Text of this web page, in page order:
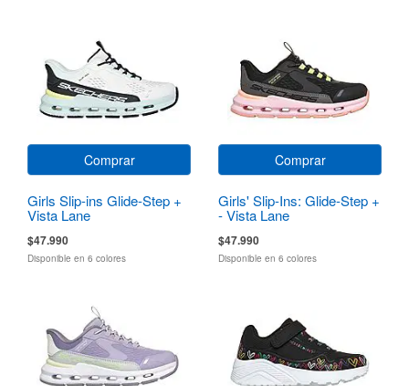
Comprar
Girls Slip-ins Glide-Step +
Vista Lane
$47.990
Disponible en 6 colores
Comprar
Girls' Slip-Ins: Glide-Step +
- Vista Lane
$47.990
Disponible en 6 colores